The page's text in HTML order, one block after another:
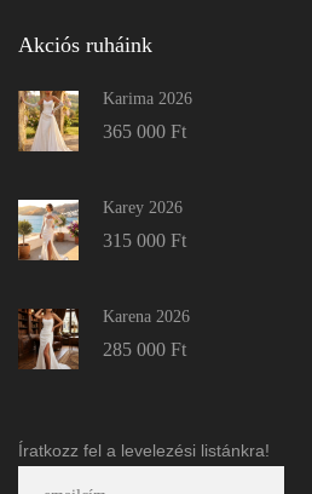
Akciós ruháink
Karima 2026
365 000 Ft
Karey 2026
315 000 Ft
Karena 2026
285 000 Ft
Íratkozz fel a levelezési listánkra!